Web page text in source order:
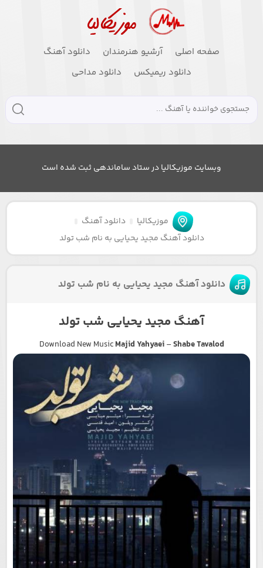
صفحه اصلی آرشیو هنرمندان
دانلود آهنگ
دانلود ریمیکس
دانلود مداحی
وبسایت موزیکالیا در ستاد ساماندهی ثبت شده است
موزیکالیا
دانلود آهنگ
دانلود آهنگ مجید یحیایی به نام شب تولد
دانلود آهنگ مجید یحیایی به نام شب تولد
آهنگ مجید یحیایی شب تولد
Download New MusicMajid Yahyaei–Shabe Tavalod